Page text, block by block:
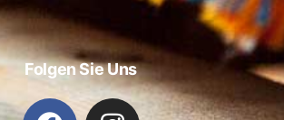
Folgen Sie Uns